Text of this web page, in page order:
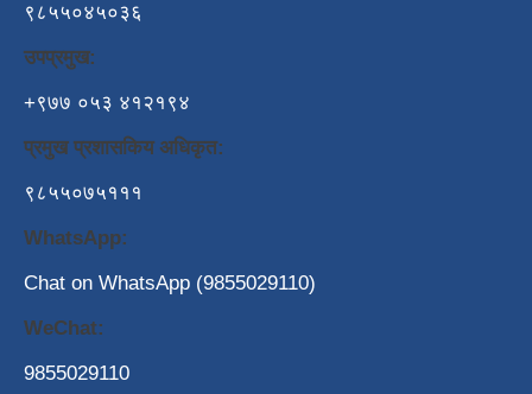
९८५५०४५०३६
उपप्रमुख:
+९७७ ०५३ ४१२१९४
प्रमुख प्रशासकिय अधिकृत:
९८५५०७५१११
WhatsApp:
Chat on WhatsApp (9855029110)
WeChat:
9855029110